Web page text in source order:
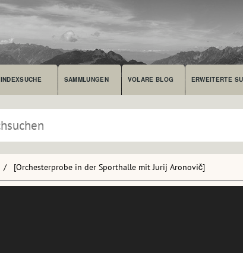
INDEXSUCHE SAMMLUNGEN VOLARE BLOG ERWEITERTE
[Orchesterprobe in der Sporthalle mit Jurij Aronovič]